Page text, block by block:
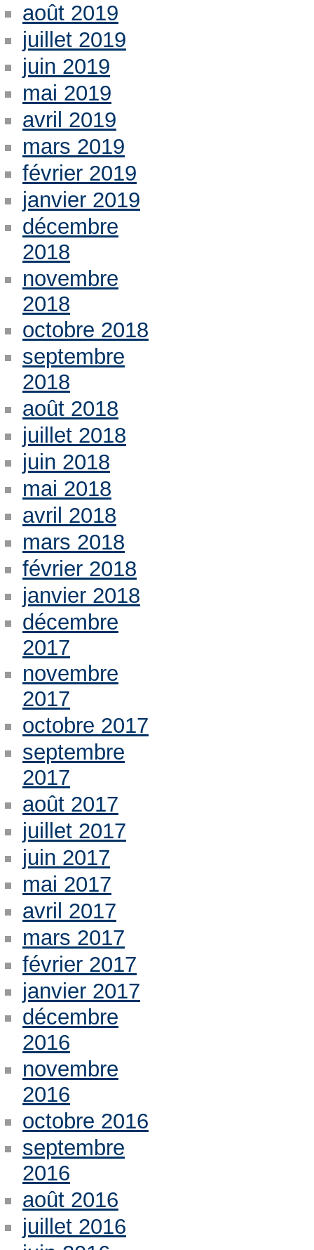
août 2019
juillet 2019
juin 2019
mai 2019
avril 2019
mars 2019
février 2019
janvier 2019
décembre
2018
novembre
2018
octobre 2018
septembre
2018
août 2018
juillet 2018
juin 2018
mai 2018
avril 2018
mars 2018
février 2018
janvier 2018
décembre
2017
novembre
2017
octobre 2017
septembre
2017
août 2017
juillet 2017
juin 2017
mai 2017
avril 2017
mars 2017
février 2017
janvier 2017
décembre
2016
novembre
2016
octobre 2016
septembre
2016
août 2016
juillet 2016